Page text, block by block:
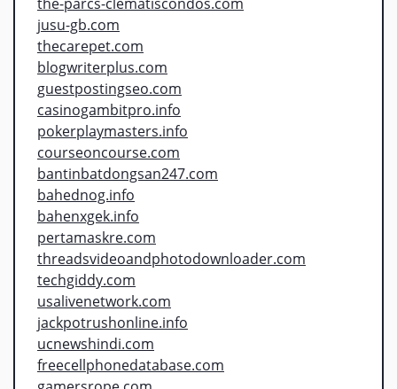
jusu-gb.com
thecarepet.com
blogwriterplus.com
guestpostingseo.com
casinogambitpro.info
pokerplaymasters.info
courseoncourse.com
bantinbatdongsan247.com
bahednog.info
bahenxgek.info
pertamaskre.com
threadsvideoandphotodownloader.com
techgiddy.com
usalivenetwork.com
jackpotrushonline.info
ucnewshindi.com
freecellphonedatabase.com